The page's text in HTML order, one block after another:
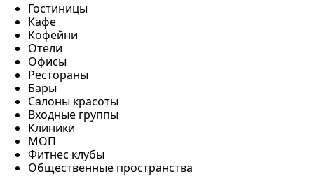
Гостиницы
Кафе
Кофейни
Отели
Офисы
Рестораны
Бары
Салоны красоты
Входные группы
Клиники
МОП
Фитнес клубы
Общественные пространства